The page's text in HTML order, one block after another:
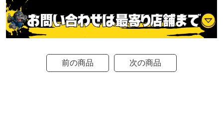
前の商品 次の商品